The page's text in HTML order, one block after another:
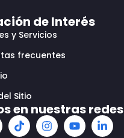
de Interés
y Servicios
frecuentes
Sitio
en nuestras redes